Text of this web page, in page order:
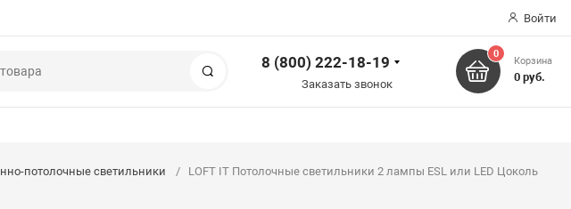
Войти
8 (800) 222-18-19
Заказать звонок
0
Корзина
0 руб.
потолочные светильники
LOFT IT Потолочные светильники 2 лампы ESL или LED Цоколь